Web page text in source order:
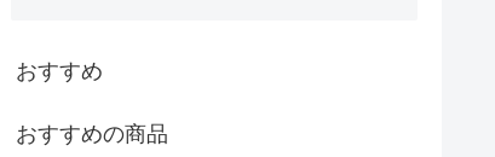
おすすめ
おすすめの商品